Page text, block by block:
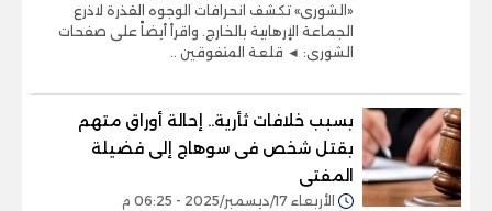
«الشورى» تكشف انحرافات الوجوه القذرة لاذرع
الجماعة الإرهابية بالخارج. واقرأ أيضاً على صفحات
الشورى: ◄ قلعة المتفوقين ..
بسبب خلافات ثأرية.. إحالة أوراق متهم
بقتل شخص فى سوهاج إلى فضيلة
المفتى
الأربعاء 17/ديسمبر/2025 - 06:25 م